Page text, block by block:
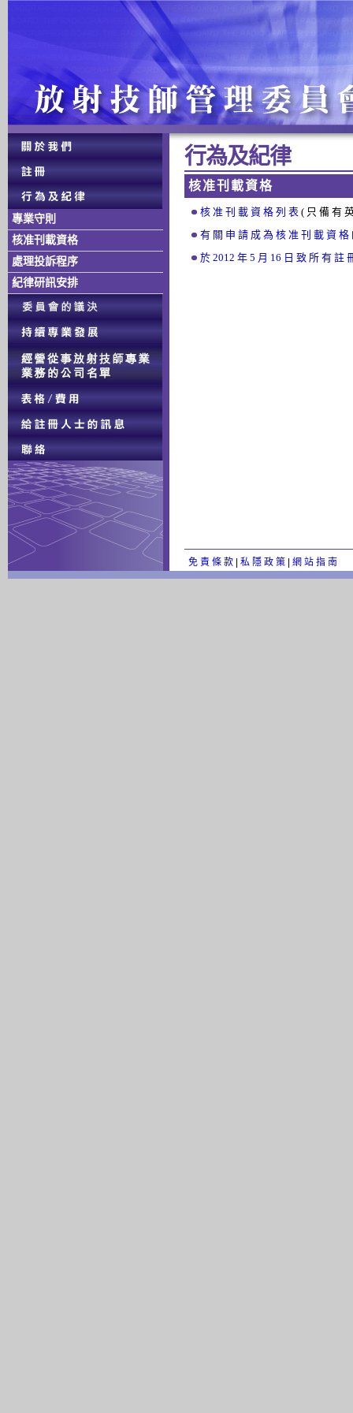
專業守則
核准刊載資格
處理投訴程序
紀律研訊安排
行 為 及 紀 律
核 准 刊 載 資 格
核 准 刊 載 資 格 列 表 ( 只 備 有
有 關 申 請 成 為 核 准 刊 載 資 格
於 2012 年 5 月 16 日 致 所 有 註
免 責 條 款 私 隱 政 策 網 站 指 南